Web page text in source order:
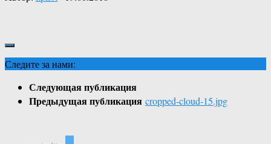
Следите за нами:
Следующая публикация
Предыдущая публикация cropped-cloud-15.jpg